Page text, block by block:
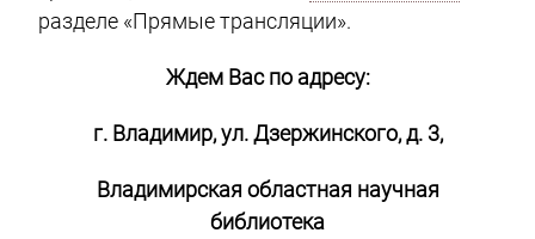
разделе «Прямые трансляции».
Ждем Вас по адресу:
г. Владимир, ул. Дзержинского, д. 3,
Владимирская областная научная
библиотека